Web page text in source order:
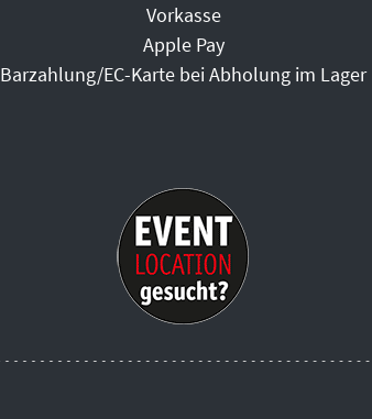
Vorkasse
Apple Pay
Barzahlung/EC-Karte bei Abholung im Lager